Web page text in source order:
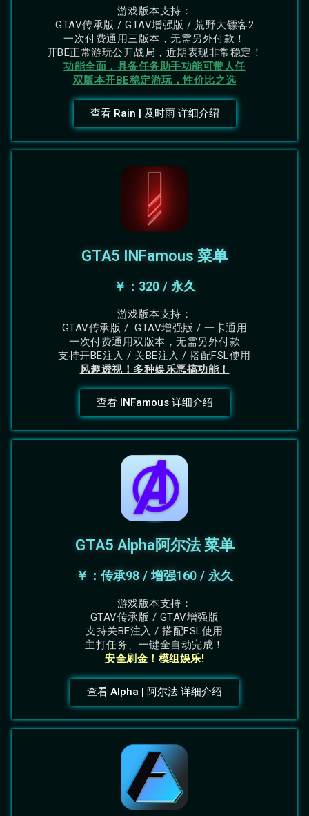
游戏版本支持：
GTAV传承版 / GTAV增强版 / 荒野大镖客2
一次付费通用三版本，无需另外付款！
开BE正常游玩公开战局，近期表现非常稳定！
功能全面，具备任务助手功能可带人任
双版本开BE稳定游玩，性价比之选
查看 Rain | 及时雨 详细介绍
GTA5 INFamous 菜单
￥：320 / 永久
游戏版本支持：
GTAV传承版 / GTAV增强版 / 一卡通用
一次付费通用双版本，无需另外付款
支持开BE注入 / 关BE注入 / 搭配FSL使用
风趣透视！多种娱乐恶搞功能！
查看 INFamous 详细介绍
GTA5 Alpha阿尔法 菜单
￥：传承98 / 增强160 / 永久
游戏版本支持：
GTAV传承版 / GTAV增强版
支持关BE注入 / 搭配FSL使用
主打任务、一键全自动完成！
安全刷金！模组娱乐!
查看 Alpha | 阿尔法 详细介绍